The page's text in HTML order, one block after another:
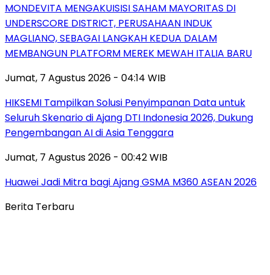
MONDEVITA MENGAKUISISI SAHAM MAYORITAS DI
UNDERSCORE DISTRICT, PERUSAHAAN INDUK
MAGLIANO, SEBAGAI LANGKAH KEDUA DALAM
MEMBANGUN PLATFORM MEREK MEWAH ITALIA BARU
Jumat, 7 Agustus 2026 - 04:14 WIB
HIKSEMI Tampilkan Solusi Penyimpanan Data untuk
Seluruh Skenario di Ajang DTI Indonesia 2026, Dukung
Pengembangan AI di Asia Tenggara
Jumat, 7 Agustus 2026 - 00:42 WIB
Huawei Jadi Mitra bagi Ajang GSMA M360 ASEAN 2026
Berita Terbaru